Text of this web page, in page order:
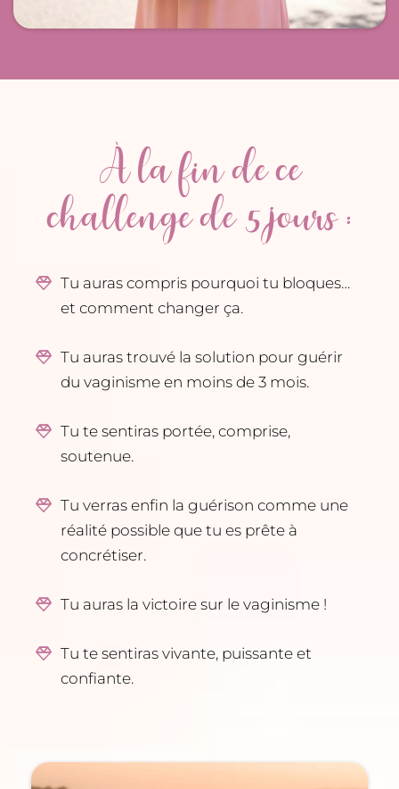
À la fin de ce
challenge de 5 jours :
Tu auras compris pourquoi tu bloques…
et comment changer ça.
Tu auras trouvé la solution pour guérir
du vaginisme en moins de 3 mois.
Tu te sentiras portée, comprise,
soutenue.
Tu verras enfin la guérison comme une
réalité possible que tu es prête à
concrétiser.
Tu auras la victoire sur le vaginisme !
Tu te sentiras vivante, puissante et
confiante.